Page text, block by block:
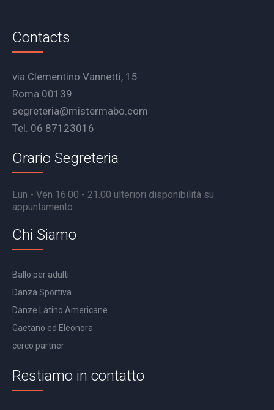
Contacts
via Clementino Vannetti, 15
Roma 00139
segreteria@mistermabo.com
Tel. 06 87123016
Orario Segreteria
Lun - Ven 16.00 - 21.00 ulteriori disponibilità su
appuntamento
Chi Siamo
Ballo per adulti
Danza Sportiva
Danze Latino Americane
Gaetano ed Eleonora
cerco partner
Restiamo in contatto